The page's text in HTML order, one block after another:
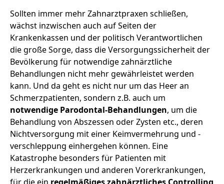
Sollten immer mehr Zahnarztpraxen schließen,
wächst inzwischen auch auf Seiten der
Krankenkassen und der politisch Verantwortlichen
die große Sorge, dass die Versorgungssicherheit der
Bevölkerung für notwendige zahnärztliche
Behandlungen nicht mehr gewährleistet werden
kann. Und da geht es nicht nur um das Heer an
Schmerzpatienten, sondern z.B. auch um
notwendige Parodontal-Behandlungen, um die
Behandlung von Abszessen oder Zysten etc., deren
Nichtversorgung mit einer Keimvermehrung und -
verschleppung einhergehen können. Eine
Katastrophe besonders für Patienten mit
Herzerkrankungen und anderen Vorerkrankungen,